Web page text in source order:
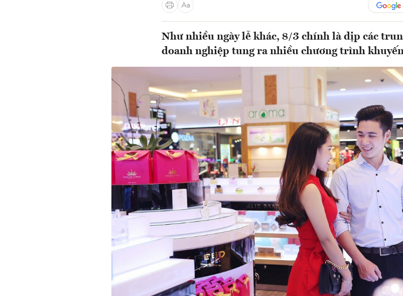
Như nhiều ngày lễ khác, 8/3 chính là dịp các
doanh nghiệp tung ra nhiều chương trình